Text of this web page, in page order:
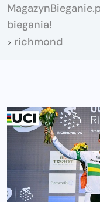
biegania!
> richmond